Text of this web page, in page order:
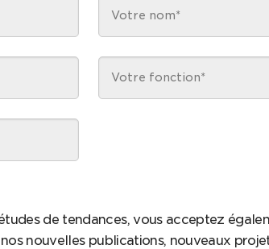
de tendances, vous acceptez
nouvelles publications, nouveaux